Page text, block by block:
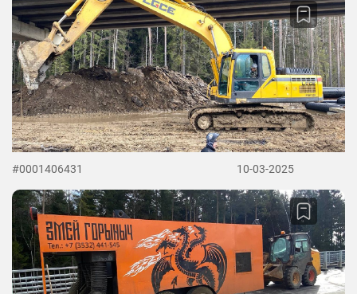
#0001406431 10-03-2025